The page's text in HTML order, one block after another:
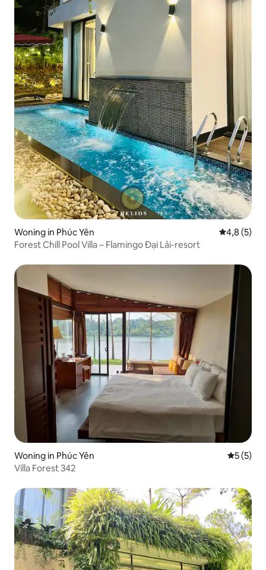
Woning in Phúc Yên
4,8 (5)
Forest Chill Pool Villa – Flamingo Đại Lải-resort
Woning in Phúc Yên
5 (5)
Villa Forest 342